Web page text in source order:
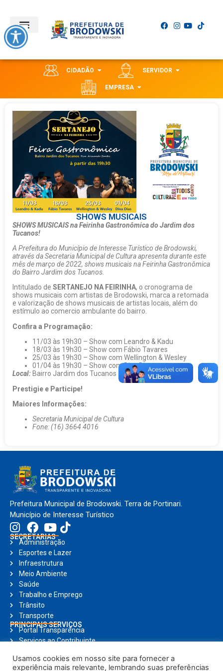
CIDADÃO SERVIDOR
EMPRESA
SHOWS MUSICAIS
SHOWS MUSICAIS na Feirinha Gastronômica do Jardim dos
Tucanos!
A Prefeitura do Município de Interesse Turístico de Brodowski,
através da Secretaria Municipal de Cultura apresenta durante este
mês de março de 2022, shows musicais na Feirinha Gastronômica
do Bairro Jardim dos Tucanos.
Intitulado de SERTANEJO NA FEIRINHA, o cronograma de
shows musicais com artistas de Brodowski, marca a retomada
e valorização de shows musicais de artistas locais, além do
estímulo ao comercio ambulante do bairro.
Confira a Programação:
11/03 às 19h30 – Show com Leandro & Kadu
18/03 às 19h30 – Show com Fábio Tavares
25/03 às 19h30 – Show com Wellington & Wesley
01/04 às 19h30 – Show com Diva Dias
Local: Bairro Jardim dos Tucanos – Rua Armando Santos.
Prestigie e Participe!
Maiores Informações:
Secretaria Municipal de Cultura
Fone: (16) 3664 4016
Prefeitura Municipal de Brodowski. Terra de Portinari.
Município de Interesse Turístico
SECRETARIAS
Administração
Esportes e Lazer
Infraestrutura
Meio Ambiente
Saúde
Trabalho e Emprego
Trânsito
Transporte
PRINCIPAIS SERVIÇOS
Portal Transparência
Serviços ao Contribuinte
Ouvidoria
Usamos cookies em nosso site para fornecer a
experiência mais relevante, lembrando suas preferências